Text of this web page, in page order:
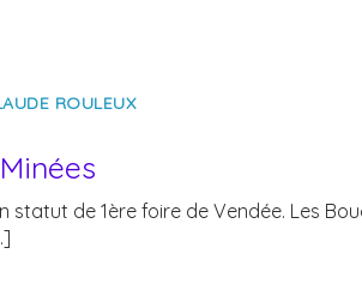
ROULEUX
de 1ère foire de Vendée. Les